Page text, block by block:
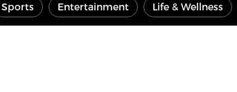
Sports Entertainment Life & Wellness